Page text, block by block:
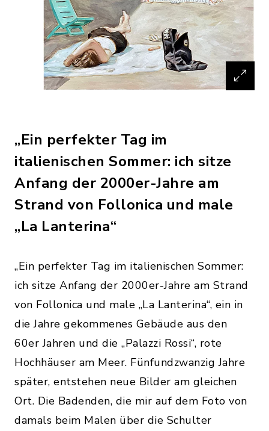
„Ein perfekter Tag im
italienischen Sommer: ich sitze
Anfang der 2000er-Jahre am
Strand von Follonica und male
„La Lanterina“
„Ein perfekter Tag im italienischen Sommer:
ich sitze Anfang der 2000er-Jahre am Strand
von Follonica und male „La Lanterina“, ein in
die Jahre gekommenes Gebäude aus den
60er Jahren und die „Palazzi Rossi“, rote
Hochhäuser am Meer. Fünfundzwanzig Jahre
später, entstehen neue Bilder am gleichen
Ort. Die Badenden, die mir auf dem Foto von
damals beim Malen über die Schulter